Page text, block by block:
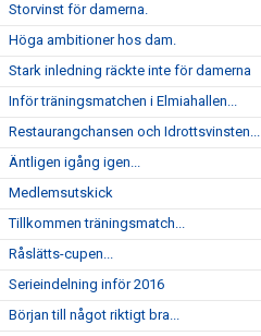
Storvinst för damerna.
Höga ambitioner hos dam.
Stark inledning räckte inte för damerna
Inför träningsmatchen i Elmiahallen...
Restaurangchansen och Idrottsvinsten...
Äntligen igång igen...
Medlemsutskick
Tillkommen träningsmatch...
Råslätts-cupen...
Serieindelning inför 2016
Början till något riktigt bra...